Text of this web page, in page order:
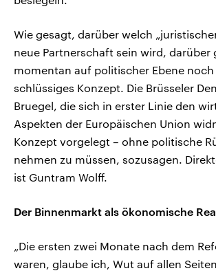
Wie gesagt, darüber welch
neue Partnerschaft sein wird, darüber
momentan auf politischer Ebene noch
schlüssiges Konzept. Die Brüsseler
Bruegel, die sich in erster Linie den
Aspekten der Europäischen Union
Konzept vorgelegt – ohne politische
nehmen zu müssen, sozusagen.
ist Guntram Wolff.
Der Binnenmarkt als ökonomische
„Die ersten zwei Monate nach dem
waren, glaube ich, Wut auf allen